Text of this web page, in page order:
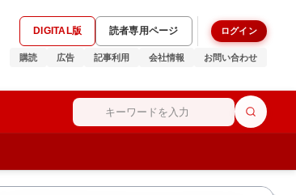
DIGITAL版 読者専用ページ ログイン
購読 広告 記事利用 会社情報 お問い合わせ